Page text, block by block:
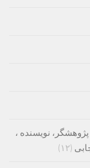
نویسنده ،
(۱۲)